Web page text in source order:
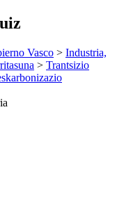
Vasco > Industria,
> Trantsizio